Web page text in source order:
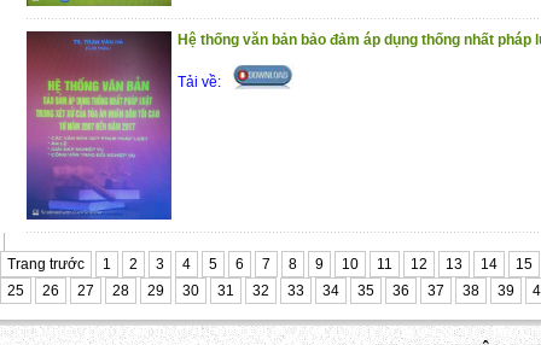
Hành chính năm 2010 – 2012
Trân trọng giới thiệu đến bạn đọc !
(18/12/2020)
Hệ thống văn bản bảo đảm áp dụng thống nhất pháp
Tải về:
Trang trước 1 2 3 4 5 6 7 8 9 10 11 12 13 14
15
25
26 27 28 29 30 31 32 33 34 35 36 37 38 39